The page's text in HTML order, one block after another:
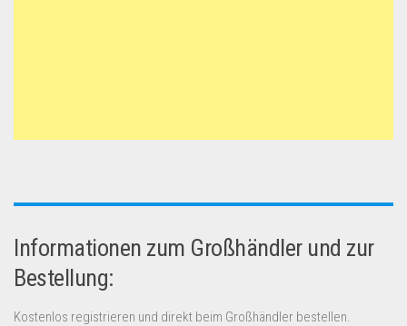
Informationen zum Großhändler und zur
Bestellung:
Kostenlos registrieren und direkt beim Großhändler bestellen.